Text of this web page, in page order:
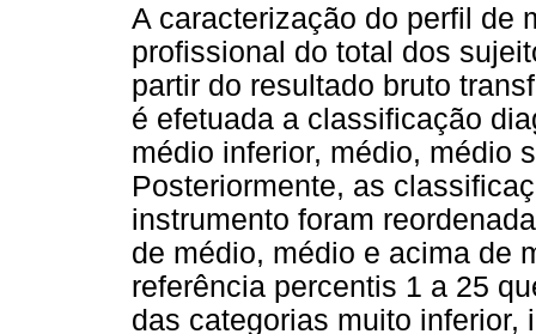
A caracterização do perfil de
profissional do total dos
partir do resultado bruto
é efetuada a classificação
médio inferior, médio, médio
Posteriormente, as
instrumento foram
de médio, médio e acima de
referência percentis 1 a 25
das categorias muito inferior,